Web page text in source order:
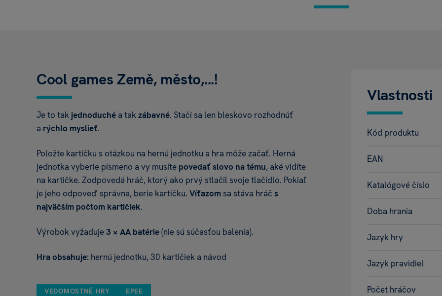
Cool games Země, město,...!
Je to tak jednoduché a takzábavné. Stačí sa len bleskovo rozhodnúť
a rýchlo myslieť.
Položte kartičku s otázkou na hernú jednotku a hra môže začať. Herná
jednotka vyberie písmeno a vy musíte povedať slovo na tému, aké vidíte
na kartičke. Zodpovedá hráč, ktorý ako prvý stlačil svoje tlačidlo. Pokiaľ
je jeho odpoveď správna, berie kartičku. Víťazom sa stáva hráč s
najväčším počtom kartičiek.
Výrobok vyžaduje3 × AA batérie(nie sú súčasťou balenia).
Hra obsahuje: hernú jednotku, 30 kartičiek a návod
VEDOMOSTNÉ HRY EPEE
Vlastnosti
Kód produktu
EAN
Katalógové číslo
Doba hrania
Jazyk hry
Jazyk pravidiel
Počet hráčov